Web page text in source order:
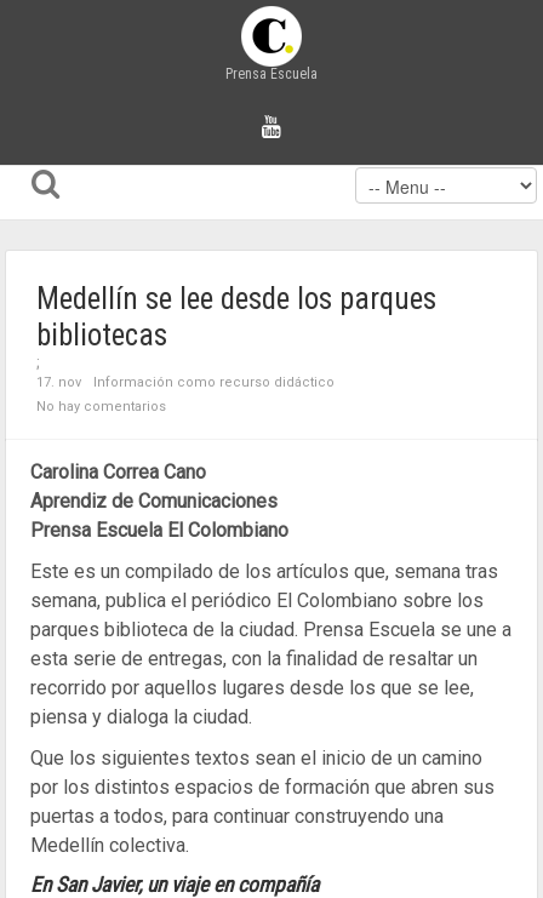
Prensa Escuela
Medellín se lee desde los parques
bibliotecas
;
17. nov
Información como recurso didáctico
No hay comentarios
Carolina Correa Cano
Aprendiz de Comunicaciones
Prensa Escuela El Colombiano
Este es un compilado de los artículos que, semana tras
semana, publica el periódico El Colombiano sobre los
parques biblioteca de la ciudad. Prensa Escuela se une a
esta serie de entregas, con la finalidad de resaltar un
recorrido por aquellos lugares desde los que se lee,
piensa y dialoga la ciudad.
Que los siguientes textos sean el inicio de un camino
por los distintos espacios de formación que abren sus
puertas a todos, para continuar construyendo una
Medellín colectiva.
En San Javier, un viaje en compañía